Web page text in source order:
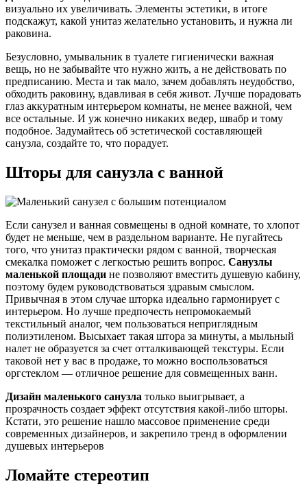
визуально их увеличивать. Элементы эстетики, в итоге
подскажут, какой унитаз желательно установить, и нужна ли
раковина.
Безусловно, умывальник в туалете гигиенически важная
вещь, но не забывайте что нужно жить, а не действовать по
предписанию. Места и так мало, зачем добавлять неудобство,
обходить раковину, вдавливая в себя живот. Лучше порадовать
глаз аккуратным интерьером комнаты, не менее важной, чем
все остальные. И уж конечно никаких ведер, швабр и тому
подобное. Задумайтесь об эстетической составляющей
санузла, создайте то, что порадует.
Шторы для санузла с ванной
Если санузел и ванная совмещены в одной комнате, то хлопот
будет не меньше, чем в раздельном варианте. Не пугайтесь
того, что унитаз практически рядом с ванной, творческая
смекалка поможет с легкостью решить вопрос. Санузлы
маленькой площади не позволяют вместить душевую кабину,
поэтому будем руководствоваться здравым смыслом.
Привычная в этом случае шторка идеально гармонирует с
интерьером. Но лучше предпочесть непромокаемый
текстильный аналог, чем пользоваться неприглядным
полиэтиленом. Высыхает такая штора за минуты, а мыльный
налет не образуется за счет отталкивающей текстуры. Если
таковой нет у вас в продаже, то можно воспользоваться
оргстеклом — отличное решение для совмещенных ванн.
Дизайн маленького санузла только выигрывает, а
прозрачность создает эффект отсутствия какой-либо шторы.
Кстати, это решение нашло массовое применение среди
современных дизайнеров, и закрепило тренд в оформлении
душевых интерьеров
Ломайте стереотип